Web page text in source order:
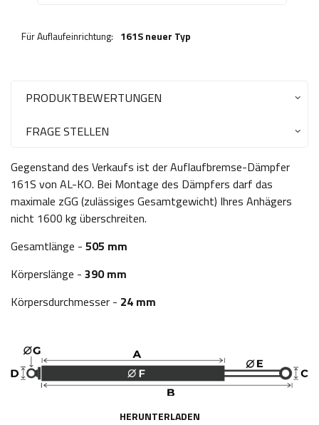
Für Auflaufeinrichtung: 161S neuer Typ
PRODUKTBEWERTUNGEN
FRAGE STELLEN
Gegenstand des Verkaufs ist der Auflaufbremse-Dämpfer
161S von AL-KO. Bei Montage des Dämpfers darf das
maximale zGG (zulässiges Gesamtgewicht) Ihres Anhägers
nicht 1600 kg überschreiten.
Gesamtlänge - 505 mm
Körperslänge - 390 mm
Körpersdurchmesser - 24 mm
HERUNTERLADEN